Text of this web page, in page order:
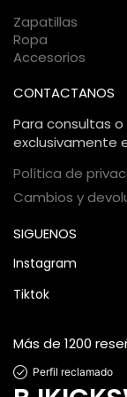
Zapatillas
Ropa
Accesorios
CONTACTANOS
Para consultas
exclusivamente
Política de
Cambios y
SIGUENOS
Instagram
Tiktok
Más de 1200
Perfil reclamado